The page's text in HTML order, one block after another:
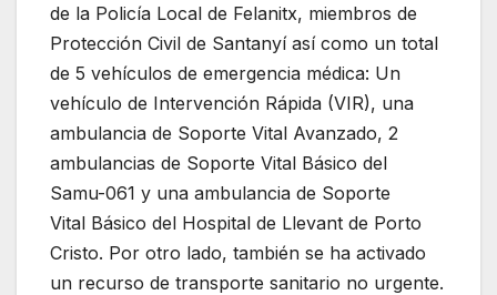
de la Policía Local de Felanitx, miembros de
Protección Civil de Santanyí así como un total
de 5 vehículos de emergencia médica: Un
vehículo de Intervención Rápida (VIR), una
ambulancia de Soporte Vital Avanzado, 2
ambulancias de Soporte Vital Básico del
Samu-061 y una ambulancia de Soporte
Vital Básico del Hospital de Llevant de Porto
Cristo. Por otro lado, también se ha activado
un recurso de transporte sanitario no urgente.